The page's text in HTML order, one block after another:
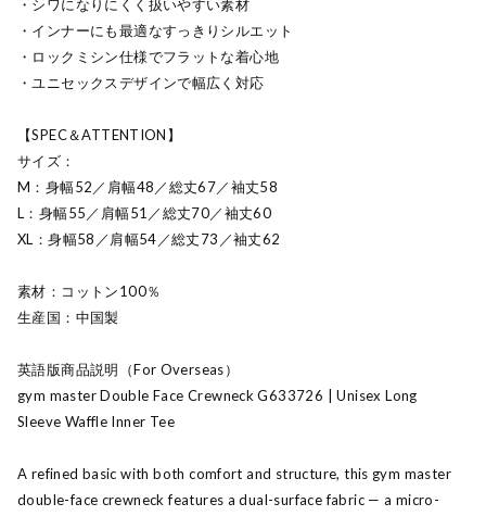
・シワになりにくく扱いやすい素材
・インナーにも最適なすっきりシルエット
・ロックミシン仕様でフラットな着心地
・ユニセックスデザインで幅広く対応
【SPEC＆ATTENTION】
サイズ：
M：身幅52／肩幅48／総丈67／袖丈58
L：身幅55／肩幅51／総丈70／袖丈60
XL：身幅58／肩幅54／総丈73／袖丈62
素材：コットン100％
生産国：中国製
英語版商品説明（For Overseas）
gym master Double Face Crewneck G633726 | Unisex Long
Sleeve Waffle Inner Tee
A refined basic with both comfort and structure, this gym master
double-face crewneck features a dual-surface fabric — a micro-